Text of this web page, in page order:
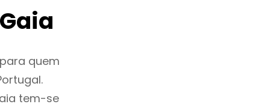
quem
tem-se